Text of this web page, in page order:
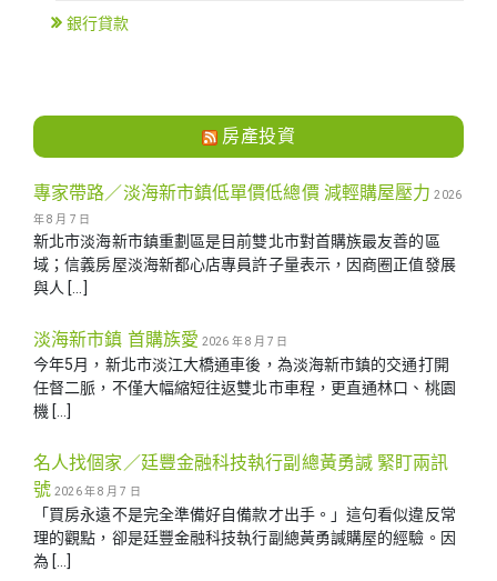
銀行貸款
房產投資
專家帶路／淡海新市鎮低單價低總價 減輕購屋壓力 2026
年 8 月 7 日
新北市淡海新市鎮重劃區是目前雙北市對首購族最友善的區
域；信義房屋淡海新都心店專員許子量表示，因商圈正值發展
與人 […]
淡海新市鎮 首購族愛 2026 年 8 月 7 日
今年5月，新北市淡江大橋通車後，為淡海新市鎮的交通打開
任督二脈，不僅大幅縮短往返雙北市車程，更直通林口、桃園
機 […]
名人找個家／廷豐金融科技執行副總黃勇諴 緊盯兩訊
號 2026 年 8 月 7 日
「買房永遠不是完全準備好自備款才出手。」這句看似違反常
理的觀點，卻是廷豐金融科技執行副總黃勇諴購屋的經驗。因
為 […]